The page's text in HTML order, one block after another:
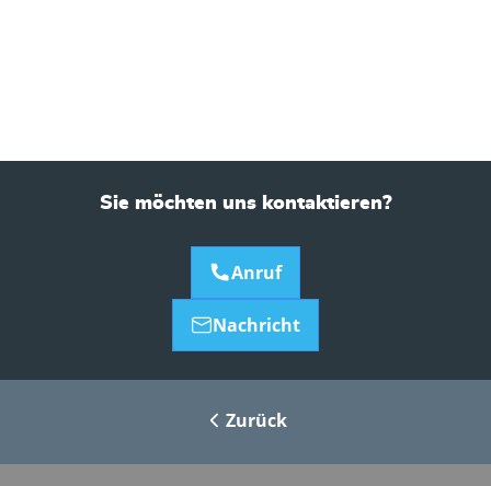
Sie möchten uns kontaktieren?
Anruf
Nachricht
Zurück